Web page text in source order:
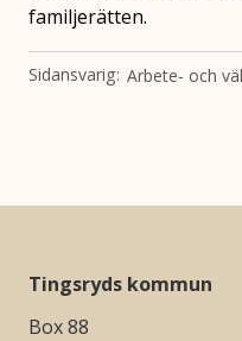
familjerätten.
Arbete- och
Sidansvarig
Tingsryds kommun
Box 88